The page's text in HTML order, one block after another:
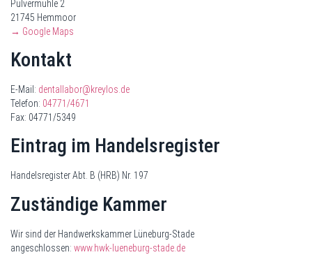
Pulvermühle 2
21745 Hemmoor
→ Google Maps
Kontakt
E-Mail: dentallabor@kreylos.de
Telefon: 04771/4671
Fax: 04771/5349
Eintrag im Handelsregister
Handelsregister Abt. B (HRB) Nr. 197
Zuständige Kammer
Wir sind der Handwerkskammer Lüneburg-Stade
angeschlossen: www.hwk-lueneburg-stade.de